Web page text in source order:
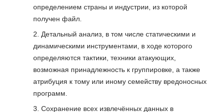
определением страны и индустрии, из которой
получен файл.
Детальный анализ, в том числе статическими и
динамическими инструментами, в ходе которого
определяются тактики, техники атакующих,
возможная принадлежность к группировке, а также
атрибуция к тому или иному семейству вредоносных
программ.
Сохранение всех извлечённых данных в